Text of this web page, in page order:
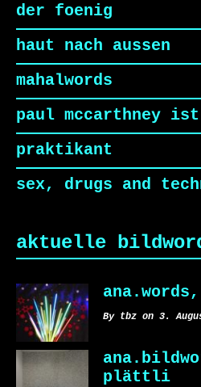
der foenig
haut nach aussen
mahalwords
paul mccarthney
praktikant
sex, drugs and
aktuelle
By tbz on 3.
plättli